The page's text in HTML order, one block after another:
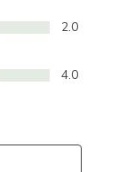
2.0
4.0